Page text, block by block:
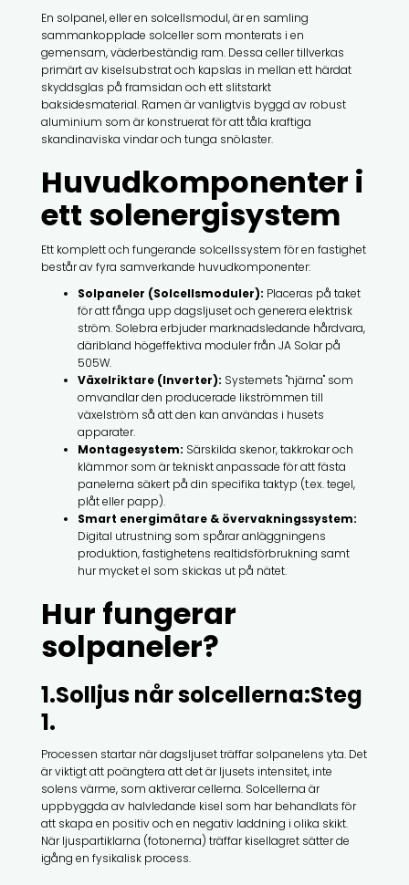
En solpanel, eller en solcellsmodul, är en samling
sammankopplade solceller som monterats i en
gemensam, väderbeständig ram. Dessa celler tillverkas
primärt av kiselsubstrat och kapslas in mellan ett härdat
skyddsglas på framsidan och ett slitstarkt
baksidesmaterial. Ramen är vanligtvis byggd av robust
aluminium som är konstruerat för att tåla kraftiga
skandinaviska vindar och tunga snölaster.
Huvudkomponenter i
ett solenergisystem
Ett komplett och fungerande solcellssystem för en fastighet
består av fyra samverkande huvudkomponenter:
Solpaneler (Solcellsmoduler): Placeras på taket
för att fånga upp dagsljuset och generera elektrisk
ström. Solebra erbjuder marknadsledande hårdvara,
däribland högeffektiva moduler från JA Solar på
505W.
Växelriktare (Inverter): Systemets "hjärna" som
omvandlar den producerade likströmmen till
växelström så att den kan användas i husets
apparater.
Montagesystem: Särskilda skenor, takkrokar och
klämmor som är tekniskt anpassade för att fästa
panelerna säkert på din specifika taktyp (t.ex. tegel,
plåt eller papp).
Smart energimätare & övervakningssystem:
Digital utrustning som spårar anläggningens
produktion, fastighetens realtidsförbrukning samt
hur mycket el som skickas ut på nätet.
Hur fungerar
solpaneler?
1.Solljus når solcellerna:Steg
1.
Processen startar när dagsljuset träffar solpanelens yta. Det
är viktigt att poängtera att det är ljusets intensitet, inte
solens värme, som aktiverar cellerna. Solcellerna är
uppbyggda av halvledande kisel som har behandlats för
att skapa en positiv och en negativ laddning i olika skikt.
När ljuspartiklarna (fotonerna) träffar kisellagret sätter de
igång en fysikalisk process.